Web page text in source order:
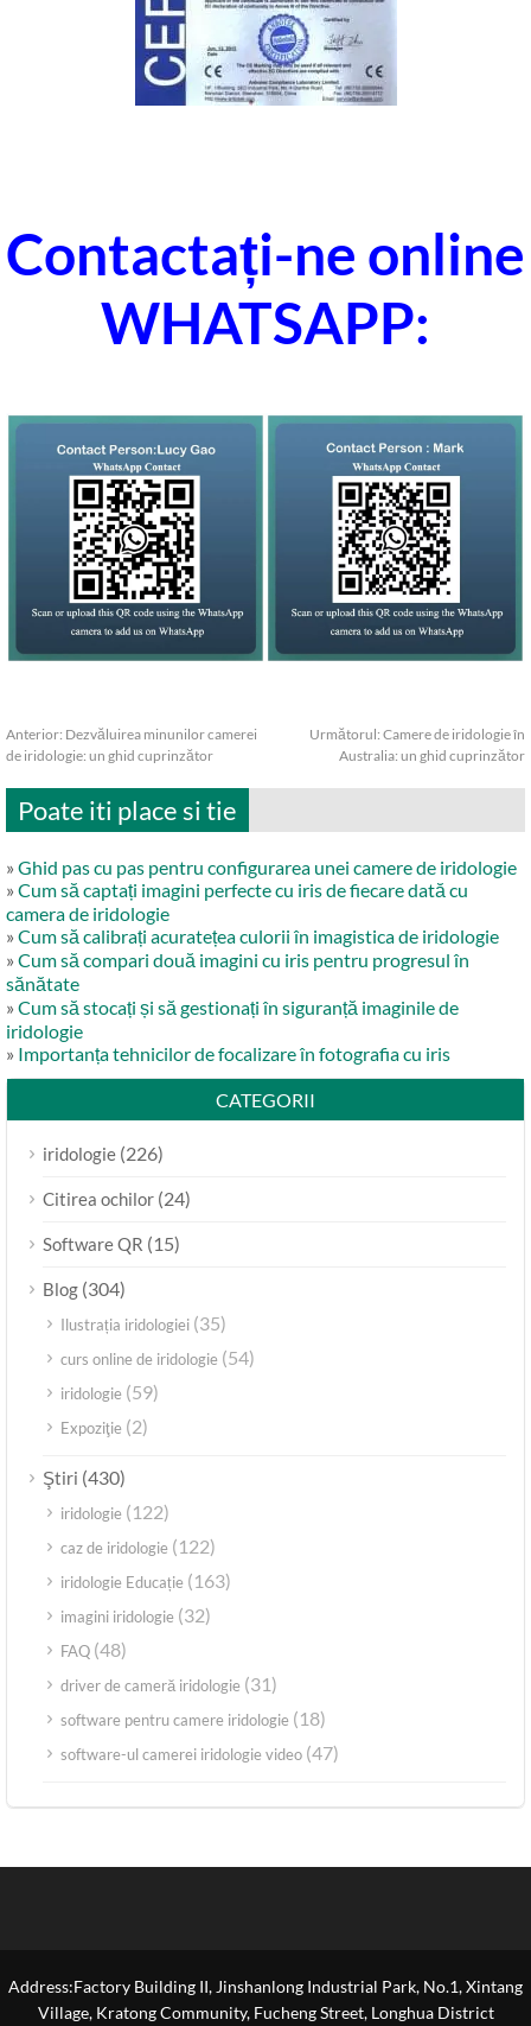
Contactați-ne online
WHATSAPP:
Anterior: Dezvăluirea minunilor camerei
de iridologie: un ghid cuprinzător
Următorul: Camere de iridologie în
Australia: un ghid cuprinzător
Poate iti place si tie
» Ghid pas cu pas pentru configurarea unei camere de iridologie
» Cum să captați imagini perfecte cu iris de fiecare dată cu
camera de iridologie
» Cum să calibrați acuratețea culorii în imagistica de iridologie
» Cum să compari două imagini cu iris pentru progresul în
sănătate
» Cum să stocați și să gestionați în siguranță imaginile de
iridologie
» Importanța tehnicilor de focalizare în fotografia cu iris
CATEGORII
iridologie (226)
Citirea ochilor (24)
Software QR (15)
Blog (304)
Ilustrația iridologiei (35)
curs online de iridologie (54)
iridologie (59)
Expoziţie (2)
Ştiri (430)
iridologie (122)
caz de iridologie (122)
iridologie Educație (163)
imagini iridologie (32)
FAQ (48)
driver de cameră iridologie (31)
software pentru camere iridologie (18)
software-ul camerei iridologie video (47)
Address:Factory Building II, Jinshanlong Industrial Park, No.1, Xintang
Village, Kratong Community, Fucheng Street, Longhua District